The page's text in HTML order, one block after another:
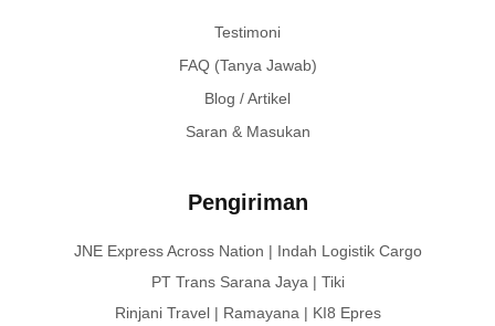
Testimoni
FAQ (Tanya Jawab)
Blog / Artikel
Saran & Masukan
Pengiriman
JNE Express Across Nation | Indah Logistik Cargo
PT Trans Sarana Jaya | Tiki
Rinjani Travel | Ramayana | KI8 Epres